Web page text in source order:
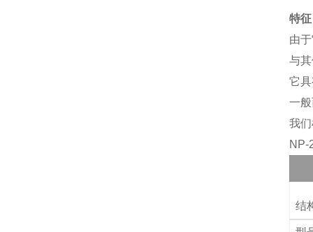
特征
由
与
它
一
我
NP-
结